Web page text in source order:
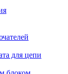
для цепи